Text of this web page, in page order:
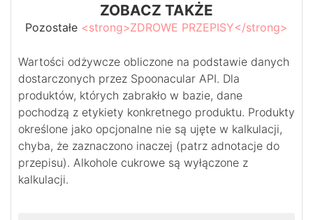
ZOBACZ TAKŻE
Pozostałe <strong>ZDROWE PRZEPISY</strong>
Wartości odżywcze obliczone na podstawie danych
dostarczonych przez Spoonacular API. Dla
produktów, których zabrakło w bazie, dane
pochodzą z etykiety konkretnego produktu. Produkty
określone jako opcjonalne nie są ujęte w kalkulacji,
chyba, że zaznaczono inaczej (patrz adnotacje do
przepisu). Alkohole cukrowe są wyłączone z
kalkulacji.